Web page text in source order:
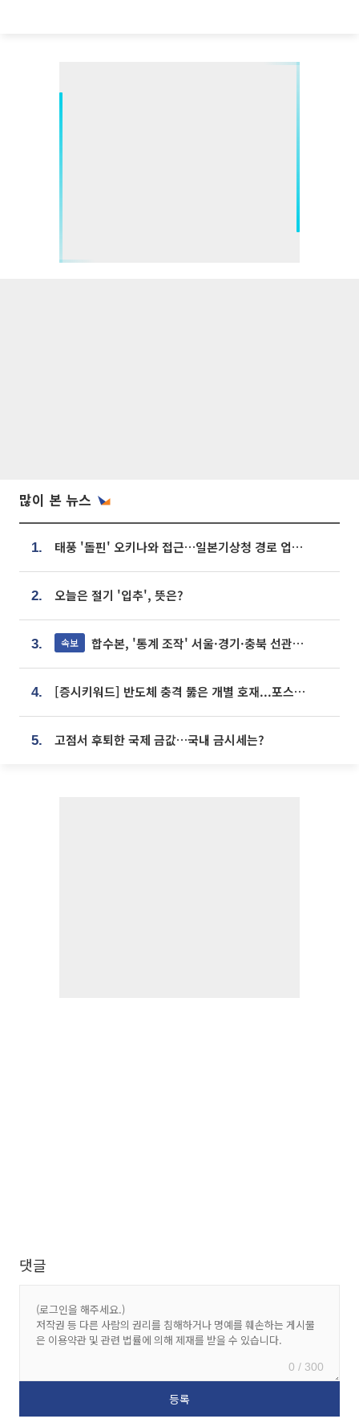
많이 본 뉴스
1. 태풍 '돌핀' 오키나와 접근…일본기상청 경로 업데이트
2. 오늘은 절기 '입추', 뜻은?
3. 속보 합수본, '통계 조작' 서울·경기·충북 선관위 등 추가 압수수색
4. [증시키워드] 반도체 충격 뚫은 개별 호재...포스코퓨처엠·에코프로·한화솔루션 '눈길'
5. 고점서 후퇴한 국제 금값…국내 금시세는?
댓글
0 / 300